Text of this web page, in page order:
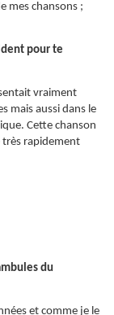
mes chansons ;
pour te
vraiment
mais aussi dans le
Cette chanson
très rapidement
du
et comme je le